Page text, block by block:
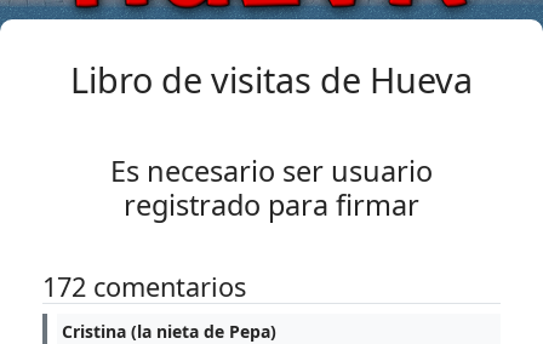
Libro de visitas de Hueva
Es necesario ser usuario
registrado para firmar
172 comentarios
Cristina (la nieta de Pepa)